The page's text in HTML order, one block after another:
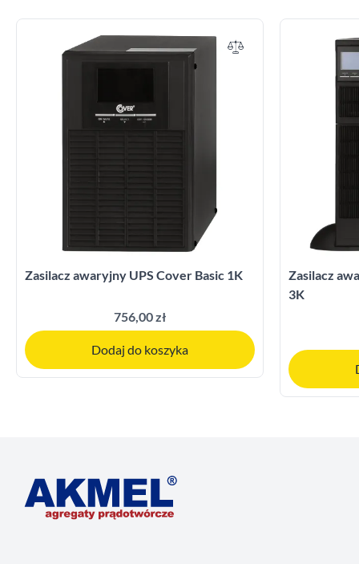
Zasilacz awaryjny UPS Cover Basic 1K
756,00 zł
Dodaj do koszyka
Zasilacz
3K